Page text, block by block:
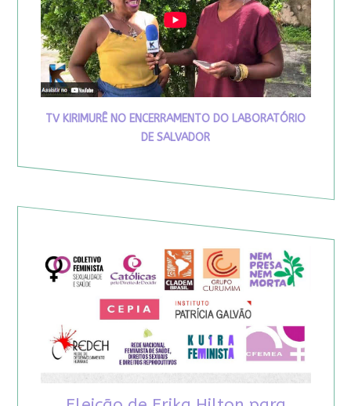
TV KIRIMURÊ NO ENCERRAMENTO DO LABORATÓRIO
DE SALVADOR